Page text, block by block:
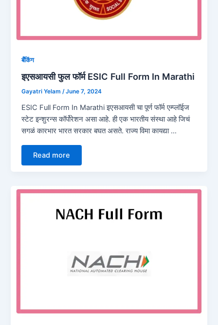
बँकिंग
इएसआयसी फुल फॉर्म ESIC Full Form In Marathi
Gayatri Yelam/June 7, 2024
ESIC Full Form In Marathi इएसआयसी चा पूर्ण फॉर्म एम्प्लॉईज
स्टेट इन्शुरन्स कॉर्पोरेशन असा आहे. ही एक भारतीय संस्था आहे जिचं
सगळं कारभार भारत सरकार बघत असते. राज्य विमा कायद्या …
Read more